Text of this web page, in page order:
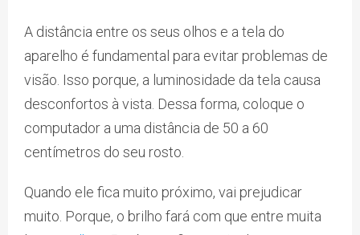
A distância entre os seus olhos e a tela do
aparelho é fundamental para evitar problemas de
visão. Isso porque, a luminosidade da tela causa
desconfortos à vista. Dessa forma, coloque o
computador a uma distância de 50 a 60
centímetros do seu rosto.
Quando ele fica muito próximo, vai prejudicar
muito. Porque, o brilho fará com que entre muita